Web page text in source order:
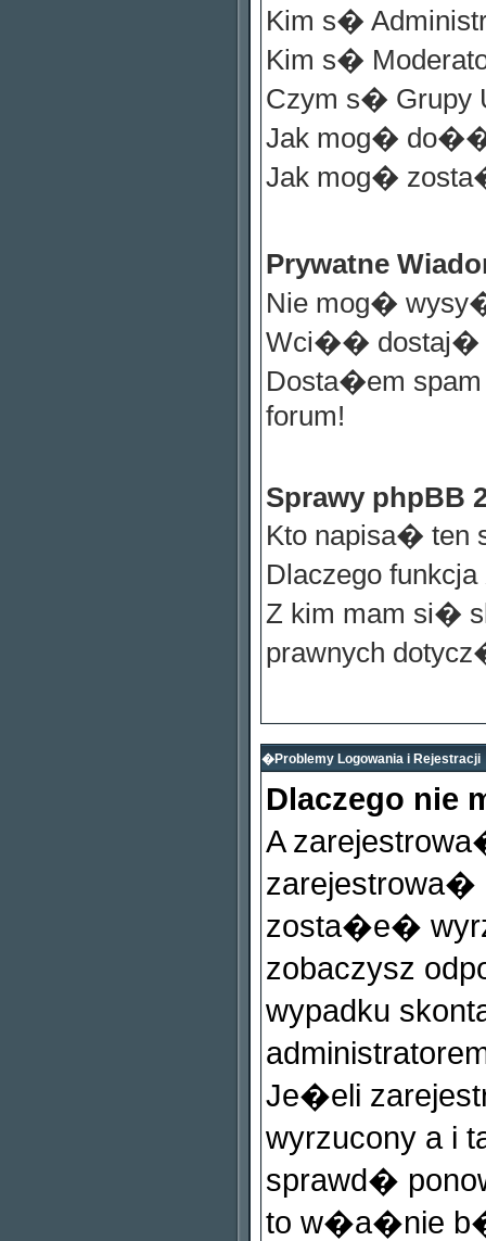
Kim s�
Kim s�
Czym s�
Jak mog�
Jak mog�
Prywatne
Nie mog�
Wci�� dostaj�
Dosta�em
forum!
Sprawy phpBB
Kto napisa� ten
Dlaczego
Z kim mam si�
prawnych
�Problemy Logowania i Rejestracji
Dlaczego
A
zosta�e�
zobaczysz
wypadku
Je�eli
wyrzucony a i
sprawd�
to w�a�nie